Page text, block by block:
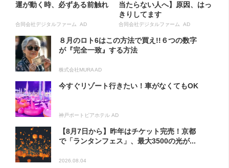
運が動く時、必ずある前触れ
合同会社デジタルファーム AD
当たらない人へ】原因、はっ
きりしてます
合同会社デジタルファーム AD
８月のロト6はこの方法で買え!!６つの数字
が『完全一致』する方法
株式会社MURA AD
今すぐリゾート行きたい！車がなくてもOK
神戸ポートピアホテル AD
【8月7日から】昨年はチケット完売！京都
で「ランタンフェス」、最大3500の光が...
2026.08.04